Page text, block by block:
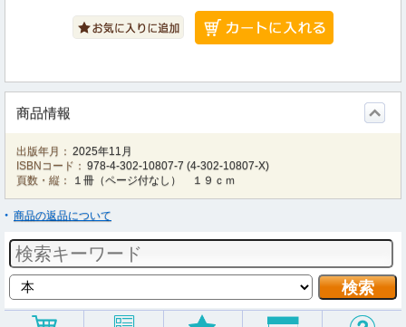
商品情報
出版年月： 2025年11月
ISBNコード： 978-4-302-10807-7 (4-302-10807-X)
頁数・縦：
１冊（ページ付なし） １９ｃｍ
商品の返品について